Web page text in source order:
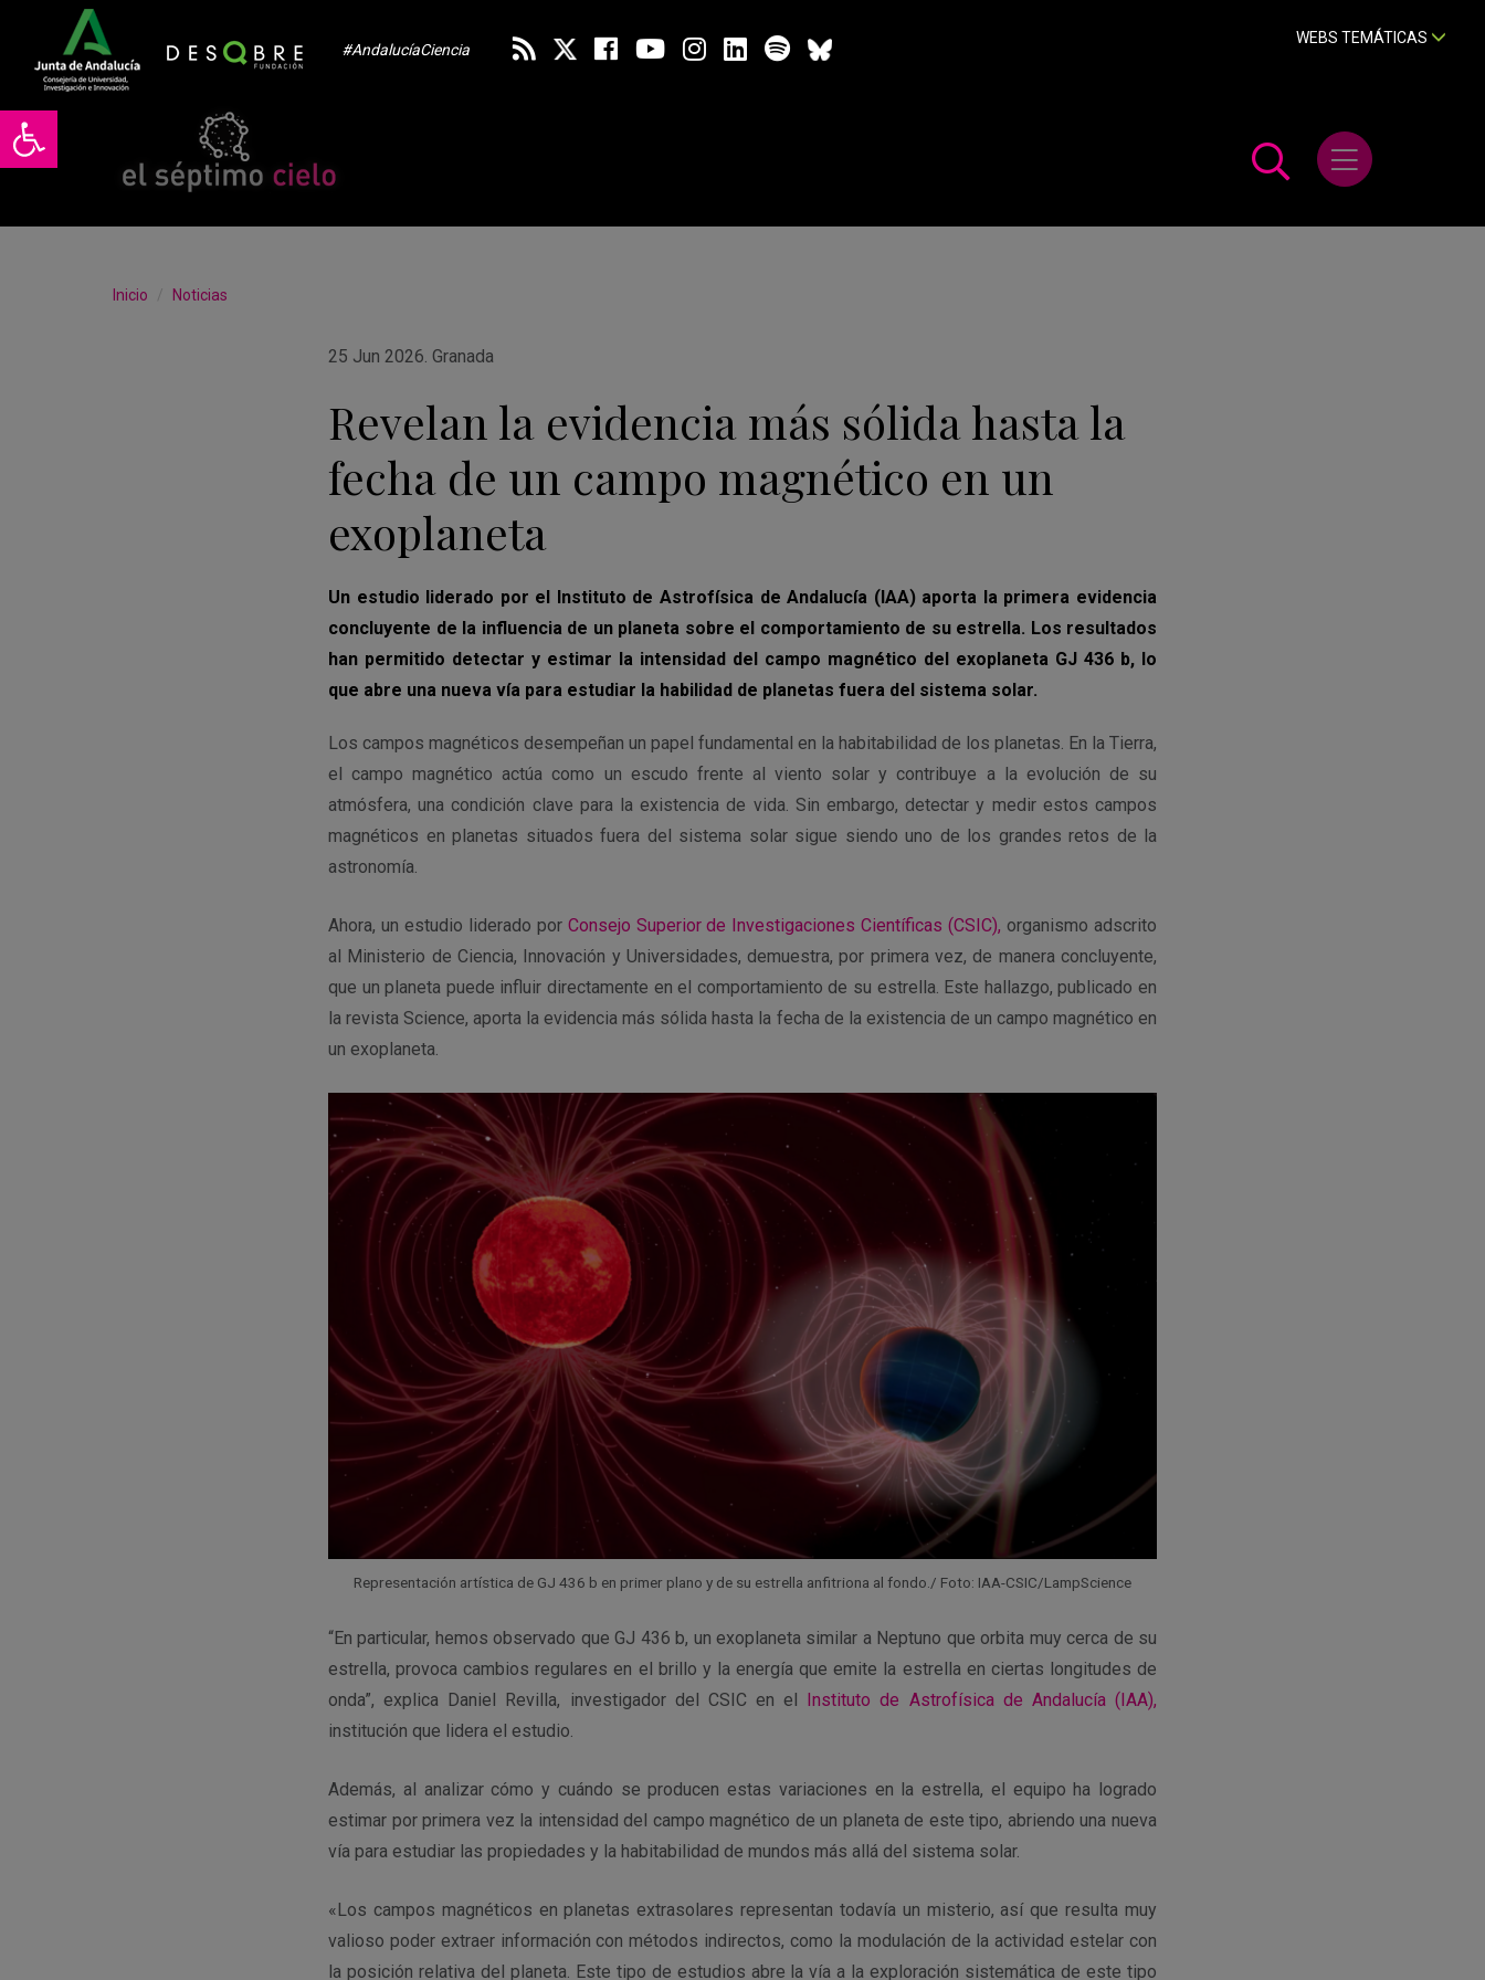
Abrir barra de herramientas
#AndalucíaCiencia
WEBS TEMÁTICAS
Abrir menú
Inicio Noticias
25 Jun 2026. Granada
Revelan la evidencia más sólida hasta la
fecha de un campo magnético en un
exoplaneta
Un estudio liderado por el Instituto de Astrofísica de Andalucía (IAA) aporta la primera evidencia
concluyente de la influencia de un planeta sobre el comportamiento de su estrella. Los resultados
han permitido detectar y estimar la intensidad del campo magnético del exoplaneta GJ 436 b, lo
que abre una nueva vía para estudiar la habilidad de planetas fuera del sistema solar.
Los campos magnéticos desempeñan un papel fundamental en la habitabilidad de los planetas. En la Tierra,
el campo magnético actúa como un escudo frente al viento solar y contribuye a la evolución de su
atmósfera, una condición clave para la existencia de vida. Sin embargo, detectar y medir estos campos
magnéticos en planetas situados fuera del sistema solar sigue siendo uno de los grandes retos de la
astronomía.
Ahora, un estudio liderado por Consejo Superior de Investigaciones Científicas (CSIC), organismo adscrito
al Ministerio de Ciencia, Innovación y Universidades, demuestra, por primera vez, de manera concluyente,
que un planeta puede influir directamente en el comportamiento de su estrella. Este hallazgo, publicado en
la revista Science, aporta la evidencia más sólida hasta la fecha de la existencia de un campo magnético en
un exoplaneta.
Representación artística de GJ 436 b en primer plano y de su estrella anfitriona al fondo./ Foto: IAA-CSIC/LampScience
“En particular, hemos observado que GJ 436 b, un exoplaneta similar a Neptuno que orbita muy cerca de su
estrella, provoca cambios regulares en el brillo y la energía que emite la estrella en ciertas longitudes de
onda”, explica Daniel Revilla, investigador del CSIC en el
Instituto de Astrofísica de Andalucía (IAA),
institución que lidera el estudio.
Además, al analizar cómo y cuándo se producen estas variaciones en la estrella, el equipo ha logrado
estimar por primera vez la intensidad del campo magnético de un planeta de este tipo, abriendo una nueva
vía para estudiar las propiedades y la habitabilidad de mundos más allá del sistema solar.
«Los campos magnéticos en planetas extrasolares representan todavía un misterio, así que resulta muy
valioso poder extraer información con métodos indirectos, como la modulación de la actividad estelar con
la posición relativa del planeta. Este tipo de estudios abre la vía a la exploración sistemática de este tipo